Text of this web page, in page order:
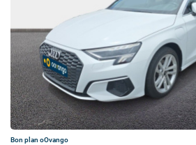
Bon plan oOvango